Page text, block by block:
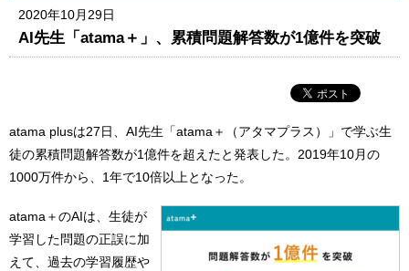
2020年10月29日
AI先生「atama＋」、累積問題解答数が1億件を突破
atama plusは27日、AI先生「atama＋（アタマプラス）」で学ぶ生
徒の累積問題解答数が1億件を超えたと発表した。2019年10月の
1000万件から、1年で10倍以上となった。
atama＋のAIは、生徒が
学習した問題の正誤に加
えて、過去の学習履歴や